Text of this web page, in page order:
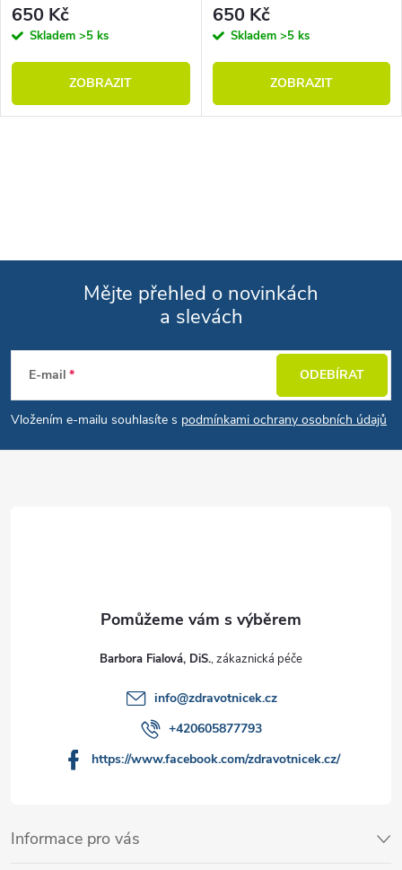
650 Kč
Skladem >5 ks
ZOBRAZIT
650 Kč
Skladem >5 ks
ZOBRAZIT
Mějte přehled o novinkách
a slevách
E-mail
Vložením e-mailu souhlasíte s podmínkami ochrany osobních údajů
ODEBÍRAT
Informace pro vás
Barbora Fialová, DiS.
info@zdravotnicek.cz
+420605877793
https://www.facebook.com/zdravotnicek.cz/